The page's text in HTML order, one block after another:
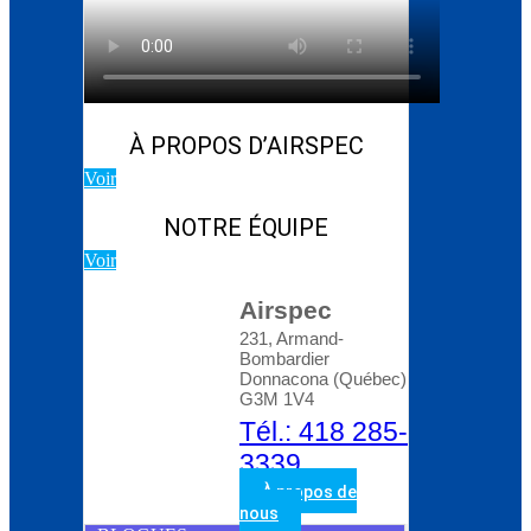
Blog d’Atlas Copco:
Comment choisir le bon
compresseur rotatif à
vis
À PROPOS D’AIRSPEC
Voir
NOTRE ÉQUIPE
Voir
Airspec
231, Armand-
Bombardier
Donnacona (Québec)
G3M 1V4
Tél.: 418 285-
3339
À propos de
nous